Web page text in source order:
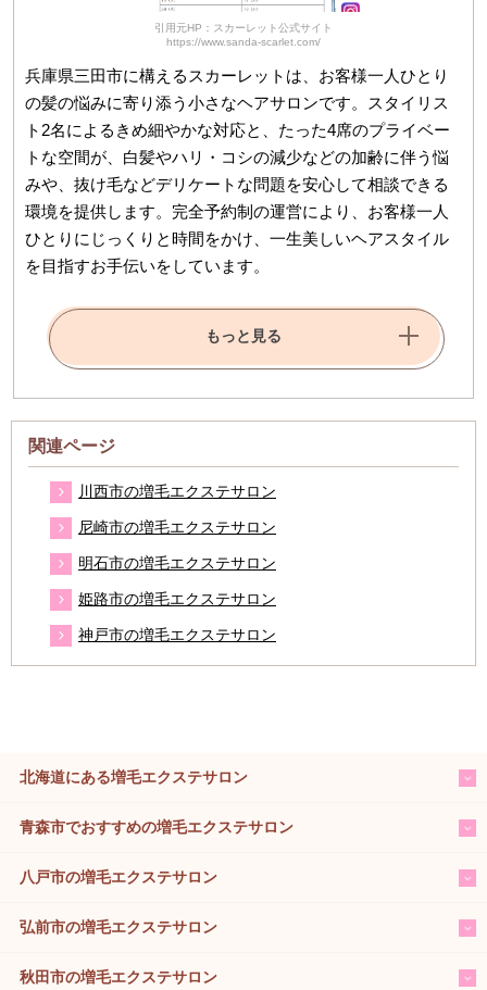
引用元HP：スカーレット公式サイト
https://www.sanda-scarlet.com/
兵庫県三田市に構えるスカーレットは、お客様一人ひとり
の髪の悩みに寄り添う小さなヘアサロンです。スタイリス
ト2名によるきめ細やかな対応と、たった4席のプライベー
トな空間が、白髪やハリ・コシの減少などの加齢に伴う悩
みや、抜け毛などデリケートな問題を安心して相談できる
環境を提供します。完全予約制の運営により、お客様一人
ひとりにじっくりと時間をかけ、一生美しいヘアスタイル
を目指すお手伝いをしています。
もっと見る
関連ページ
川西市の増毛エクステサロン
尼崎市の増毛エクステサロン
明石市の増毛エクステサロン
姫路市の増毛エクステサロン
神戸市の増毛エクステサロン
北海道にある増毛エクステサロン
青森市でおすすめの増毛エクステサロン
八戸市の増毛エクステサロン
弘前市の増毛エクステサロン
秋田市の増毛エクステサロン